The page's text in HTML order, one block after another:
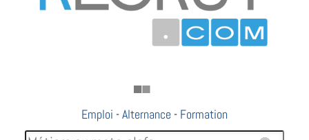
Emploi -Alternance - Formation